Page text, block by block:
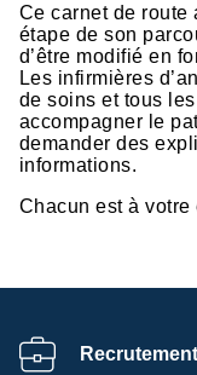
Ce carnet de route
étape de son
d’être modifié en
Les infirmières
de soins et tous
accompagner le
demander des
informations.
Chacun est à votre
Recrutement